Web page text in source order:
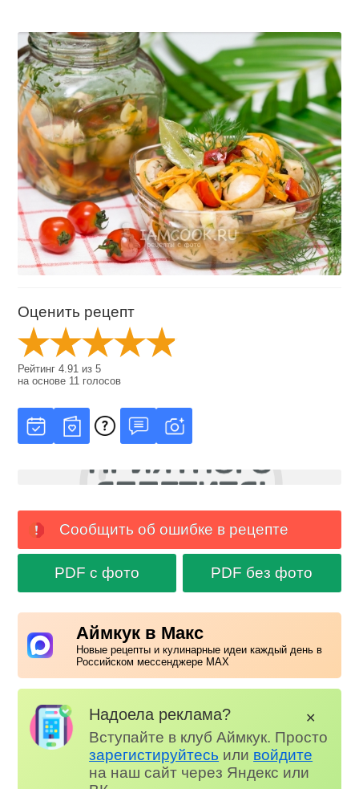
Оценить рецепт
Рейтинг4.91 из5
на основе 11 голосов
Сообщить об ошибке в рецепте
PDF с фото PDF без фото
Аймкук в Макс
Новые рецепты и кулинарные идеи каждый день в
Российском мессенджере MAX
Надоела реклама?
Вступайте в клуб Аймкук. Просто
зарегистируйтесь или войдите
на наш сайт через Яндекс или
✕